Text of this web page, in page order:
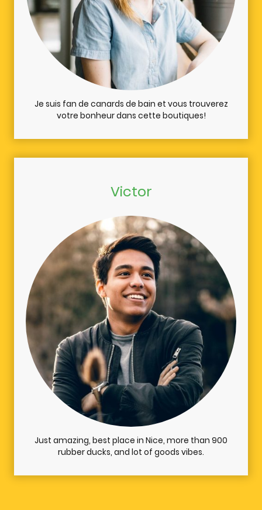
Je suis fan de canards de bain et vous trouverez
votre bonheur dans cette boutiques!
Victor
Just amazing, best place in Nice, more than 900
rubber ducks, and lot of goods vibes.